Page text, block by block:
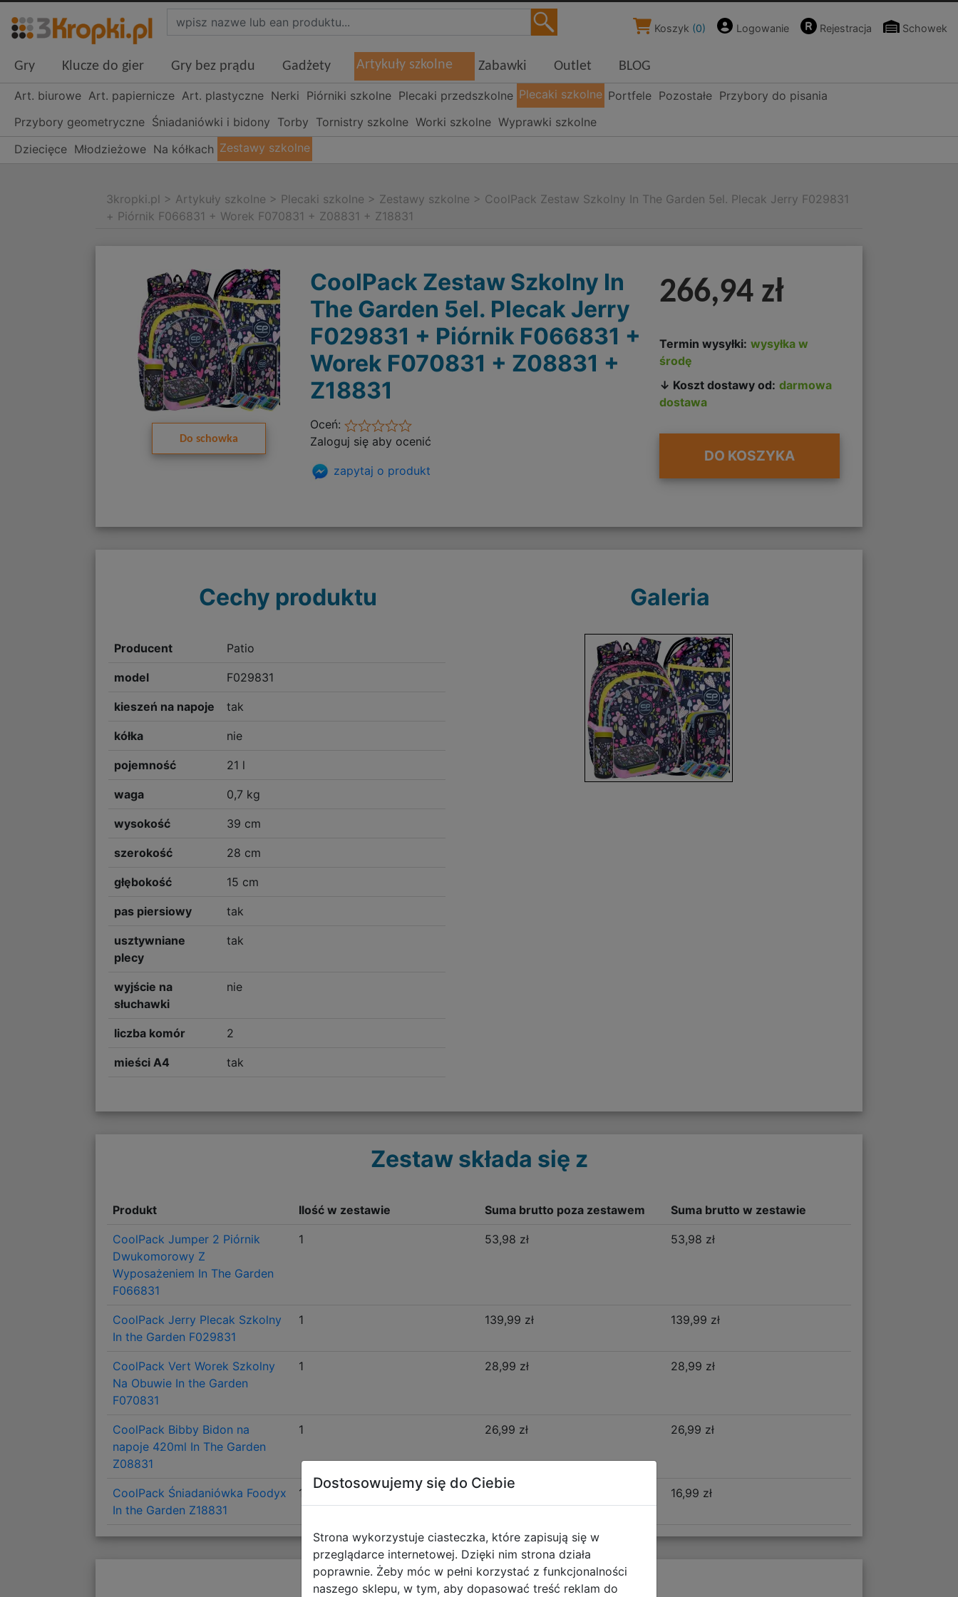
Koszyk (0) Logowanie Rejestracja Schowek
Gry Klucze do gier Gry bez prądu Gadżety Artykuły szkolne Zabawki Outlet BLOG
Art. biurowe Art. papiernicze Art. plastyczne Nerki Piórniki szkolne Plecaki przedszkolne Plecaki szkolne Portfele Pozostałe Przybory do pisania
Przybory geometryczne Śniadaniówki i bidony Torby Tornistry szkolne Worki szkolne Wyprawki szkolne
Dziecięce Młodzieżowe Na kółkach Zestawy szkolne
3kropki.pl > Artykuły szkolne > Plecaki szkolne > Zestawy szkolne > CoolPack Zestaw Szkolny In The Garden 5el. Plecak Jerry F029831
+ Piórnik F066831 + Worek F070831 + Z08831 + Z18831
Do schowka
CoolPack Zestaw Szkolny In
The Garden 5el. Plecak Jerry
F029831 + Piórnik F066831 +
Worek F070831 + Z08831 +
Z18831
Oceń:
Zaloguj się aby ocenić
zapytaj o produkt
266,94 zł
Termin wysyłki: wysyłka w
środę
↓ Koszt dostawy od: darmowa
dostawa
DO KOSZYKA
Cechy produktu
Producent Patio
model F029831
kieszeń na napoje tak
kółka nie
pojemność 21 l
waga 0,7 kg
wysokość 39 cm
szerokość 28 cm
głębokość 15 cm
pas piersiowy tak
usztywniane
plecy
tak
wyjście na
słuchawki
nie
liczba komór 2
mieści A4 tak
Galeria
Zestaw składa się z
Produkt Ilość w zestawie Suma brutto poza zestawem Suma brutto w zestawie
CoolPack Jumper 2 Piórnik
Dwukomorowy Z
Wyposażeniem In The Garden
F066831
1 53,98 zł 53,98 zł
CoolPack Jerry Plecak Szkolny
In the Garden F029831
1 139,99 zł 139,99 zł
CoolPack Vert Worek Szkolny
Na Obuwie In the Garden
F070831
1 28,99 zł 28,99 zł
CoolPack Bibby Bidon na
napoje 420ml In The Garden
Z08831
1 26,99 zł 26,99 zł
CoolPack Śniadaniówka Foodyx
In the Garden Z18831
1 16,99 zł 16,99 zł
Opis produktu
Dostosowujemy się do Ciebie
Strona wykorzystuje ciasteczka, które zapisują się w
przeglądarce internetowej. Dzięki nim strona działa
poprawnie. Żeby móc w pełni korzystać z funkcjonalności
naszego sklepu, w tym, aby dopasować treść reklam do